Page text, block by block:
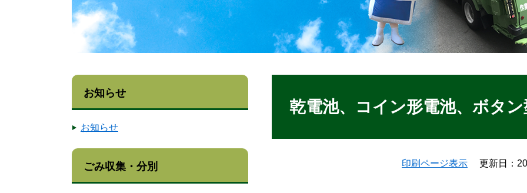
乾電池、コイン形電池、ボタ
印刷ページ表示 更新日：
お知らせ
お知らせ
ごみ収集・分別